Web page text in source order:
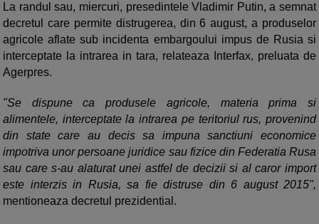
La randul sau, miercuri, presedintele Vladimir Putin, a semnat
decretul care permite distrugerea, din 6 august, a produselor
agricole aflate sub incidenta embargoului impus de Rusia si
interceptate la intrarea in tara, relateaza Interfax, preluata de
Agerpres.
"Se dispune ca produsele agricole, materia prima si
alimentele, interceptate la intrarea pe teritoriul rus, provenind
din state care au decis sa impuna sanctiuni economice
impotriva unor persoane juridice sau fizice din Federatia Rusa
sau care s-au alaturat unei astfel de decizii si al caror import
este interzis in Rusia, sa fie distruse din 6 august 2015",
mentioneaza decretul prezidential.